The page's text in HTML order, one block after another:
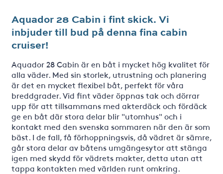
Aquador 28 Cabin i fint skick. Vi
inbjuder till bud på denna fina cabin
cruiser!
Aquador 28 Cabin är en båt i mycket hög kvalitet för
alla väder. Med sin storlek, utrustning och planering
är det en mycket flexibel båt, perfekt för våra
breddgrader. Vid fint väder öppnas tak och dörrar
upp för att tillsammans med akterdäck och fördäck
ge en båt där stora delar blir "utomhus" och i
kontakt med den svenska sommaren när den är som
bäst. I de fall, få förhoppningsvis, då vädret är sämre,
går stora delar av båtens umgängesytor att stänga
igen med skydd för vädrets makter, detta utan att
tappa kontakten med världen runt omkring.